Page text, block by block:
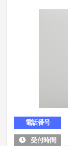
電話番号
受付時間